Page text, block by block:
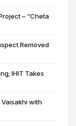
– “Cheta
Removed
IHIT Takes
with